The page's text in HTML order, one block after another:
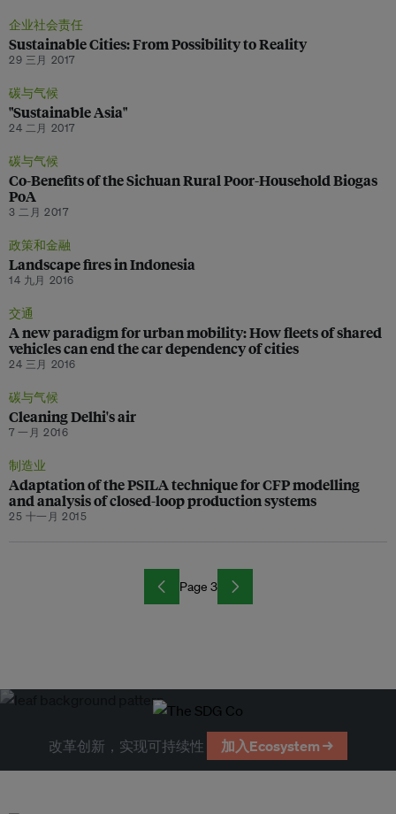
企业社会责任
Sustainable Cities: From Possibility to Reality
29 三月 2017
碳与气候
"Sustainable Asia"
24 二月 2017
碳与气候
Co-Benefits of the Sichuan Rural Poor-Household Biogas
PoA
3 二月 2017
政策和金融
Landscape fires in Indonesia
14 九月 2016
交通
A new paradigm for urban mobility: How fleets of shared
vehicles can end the car dependency of cities
24 三月 2016
碳与气候
Cleaning Delhi's air
7 一月 2016
制造业
Adaptation of the PSILA technique for CFP modelling
and analysis of closed-loop production systems
25 十一月 2015
Page 3
改革创新，实现可持续性 加入Ecosystem →